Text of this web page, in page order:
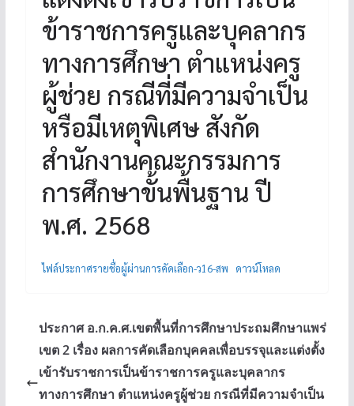
ข้าราชการครูและบุคลากร
ทางการศึกษา ตำแหน่งครู
ผู้ช่วย กรณีที่มีความจำเป็น
หรือมีเหตุพิเศษ สังกัด
สำนักงานคณะกรรมการ
การศึกษาขั้นพื้นฐาน ปี
พ.ศ. 2568
ไฟล์ประกาศรายชื่อผู้ผ่านการคัดเลือก-ว16-สพ ดาวน์โหลด
ประกาศ อ.ก.ค.ศ.เขตพื้นที่การศึกษาประถมศึกษาแพร่
เขต 2 เรื่อง ผลการคัดเลือกบุคคลเพื่อบรรจุและแต่งตั้ง
เข้ารับราชการเป็นข้าราชการครูและบุคลากร
ทางการศึกษา ตำแหน่งครูผู้ช่วย กรณีที่มีความจำเป็น